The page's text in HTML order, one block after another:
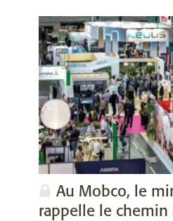
Au Mobco, le
rappelle le chemin